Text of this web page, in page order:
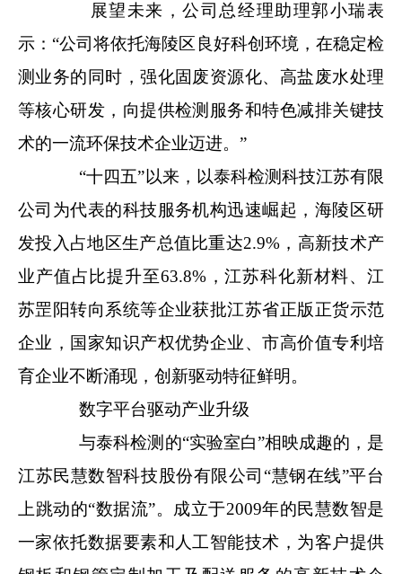
展望未来，公司总经理助理郭小瑞表
示：“公司将依托海陵区良好科创环境，在稳定检
测业务的同时，强化固废资源化、高盐废水处理
等核心研发，向提供检测服务和特色减排关键技
术的一流环保技术企业迈进。”
“十四五”以来，以泰科检测科技江苏有限
公司为代表的科技服务机构迅速崛起，海陵区研
发投入占地区生产总值比重达2.9%，高新技术产
业产值占比提升至63.8%，江苏科化新材料、江
苏罡阳转向系统等企业获批江苏省正版正货示范
企业，国家知识产权优势企业、市高价值专利培
育企业不断涌现，创新驱动特征鲜明。
数字平台驱动产业升级
与泰科检测的“实验室白”相映成趣的，是
江苏民慧数智科技股份有限公司“慧钢在线”平台
上跳动的“数据流”。成立于2009年的民慧数智是
一家依托数据要素和人工智能技术，为客户提供